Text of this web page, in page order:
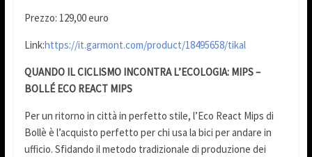
Prezzo: 129,00 euro
Link:https://it.garmont.com/product/18495658/tikal
QUANDO IL CICLISMO INCONTRA L’ECOLOGIA: MIPS –
BOLLÉ ECO REACT MIPS
Per un ritorno in città in perfetto stile, l’Eco React Mips di
Bollè è l’acquisto perfetto per chi usa la bici per andare in
ufficio. Sfidando il metodo tradizionale di produzione dei